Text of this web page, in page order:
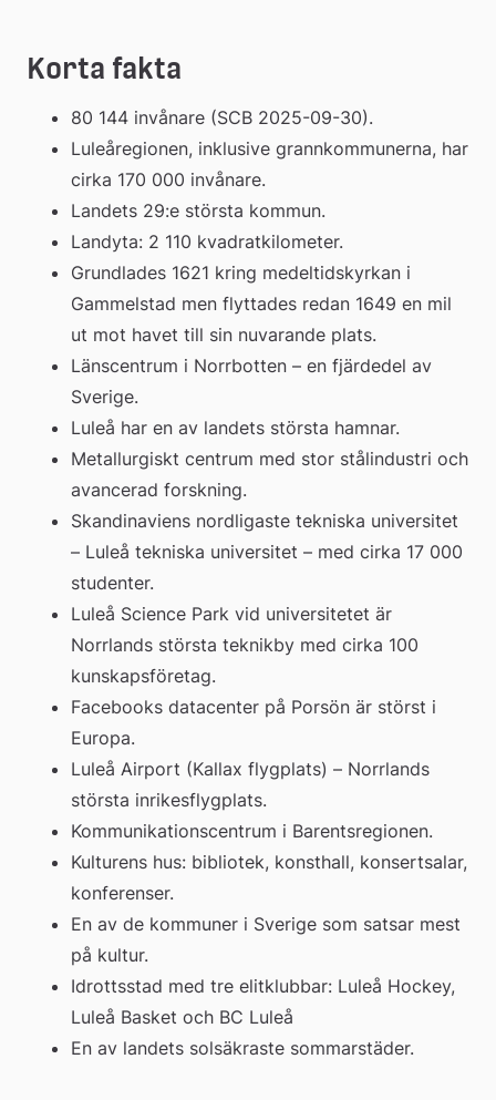
Korta fakta
80 144 invånare (SCB 2025-09-30).
Luleåregionen, inklusive grannkommunerna, har
cirka 170 000 invånare.
Landets 29:e största kommun.
Landyta: 2 110 kvadratkilometer.
Grundlades 1621 kring medeltidskyrkan i
Gammelstad men flyttades redan 1649 en mil
ut mot havet till sin nuvarande plats.
Länscentrum i Norrbotten – en fjärdedel av
Sverige.
Luleå har en av landets största hamnar.
Metallurgiskt centrum med stor stålindustri och
avancerad forskning.
Skandinaviens nordligaste tekniska universitet
– Luleå tekniska universitet – med cirka 17 000
studenter.
Luleå Science Park vid universitetet är
Norrlands största teknikby med cirka 100
kunskapsföretag.
Facebooks datacenter på Porsön är störst i
Europa.
Luleå Airport (Kallax flygplats) – Norrlands
största inrikesflygplats.
Kommunikationscentrum i Barentsregionen.
Kulturens hus: bibliotek, konsthall, konsertsalar,
konferenser.
En av de kommuner i Sverige som satsar mest
på kultur.
Idrottsstad med tre elitklubbar: Luleå Hockey,
Luleå Basket och BC Luleå
En av landets solsäkraste sommarstäder.